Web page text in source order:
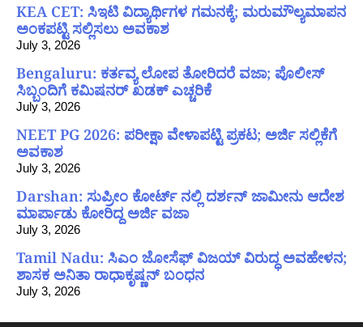
KEA CET: ಸಿಇಟಿ ವಿದ್ಯಾರ್ಥಿಗಳ ಗಮನಕ್ಕೆ; ಮರುಮೌಲ್ಯಮಾಪನ
ಅಂಕಪಟ್ಟಿ ಸಲ್ಲಿಸಲು ಅವಕಾಶ
July 3, 2026
Bengaluru: ಕರ್ತವ್ಯ ಲೋಪ ತೋರಿದರೆ ವಜಾ; ಪೊಲೀಸ್
ಸಿಬ್ಬಂದಿಗೆ ಕಮಿಷನರ್ ಖಡಕ್ ಎಚ್ಚರಿಕೆ
July 3, 2026
NEET PG 2026: ಪರೀಕ್ಷಾ ವೇಳಾಪಟ್ಟಿ ಪ್ರಕಟ; ಅರ್ಜಿ ಸಲ್ಲಿಕೆಗೆ
ಅವಕಾಶ
July 3, 2026
Darshan: ಸುಪ್ರೀಂ ಕೋರ್ಟ್ ನಲ್ಲಿ ದರ್ಶನ್ ಜಾಮೀನು ಆದೇಶ
ಮಾರ್ಪಾಡು ಕೋರಿದ್ದ ಅರ್ಜಿ ವಜಾ
July 3, 2026
Tamil Nadu: ಸಿಎಂ ಜೋಸೆಫ್ ವಿಜಯ್ ವಿರುದ್ಧ ಅವಹೇಳನ;
ಶಾಸಕ ಅನಿತಾ ರಾಧಾಕೃಷ್ಣನ್ ಬಂಧನ
July 3, 2026